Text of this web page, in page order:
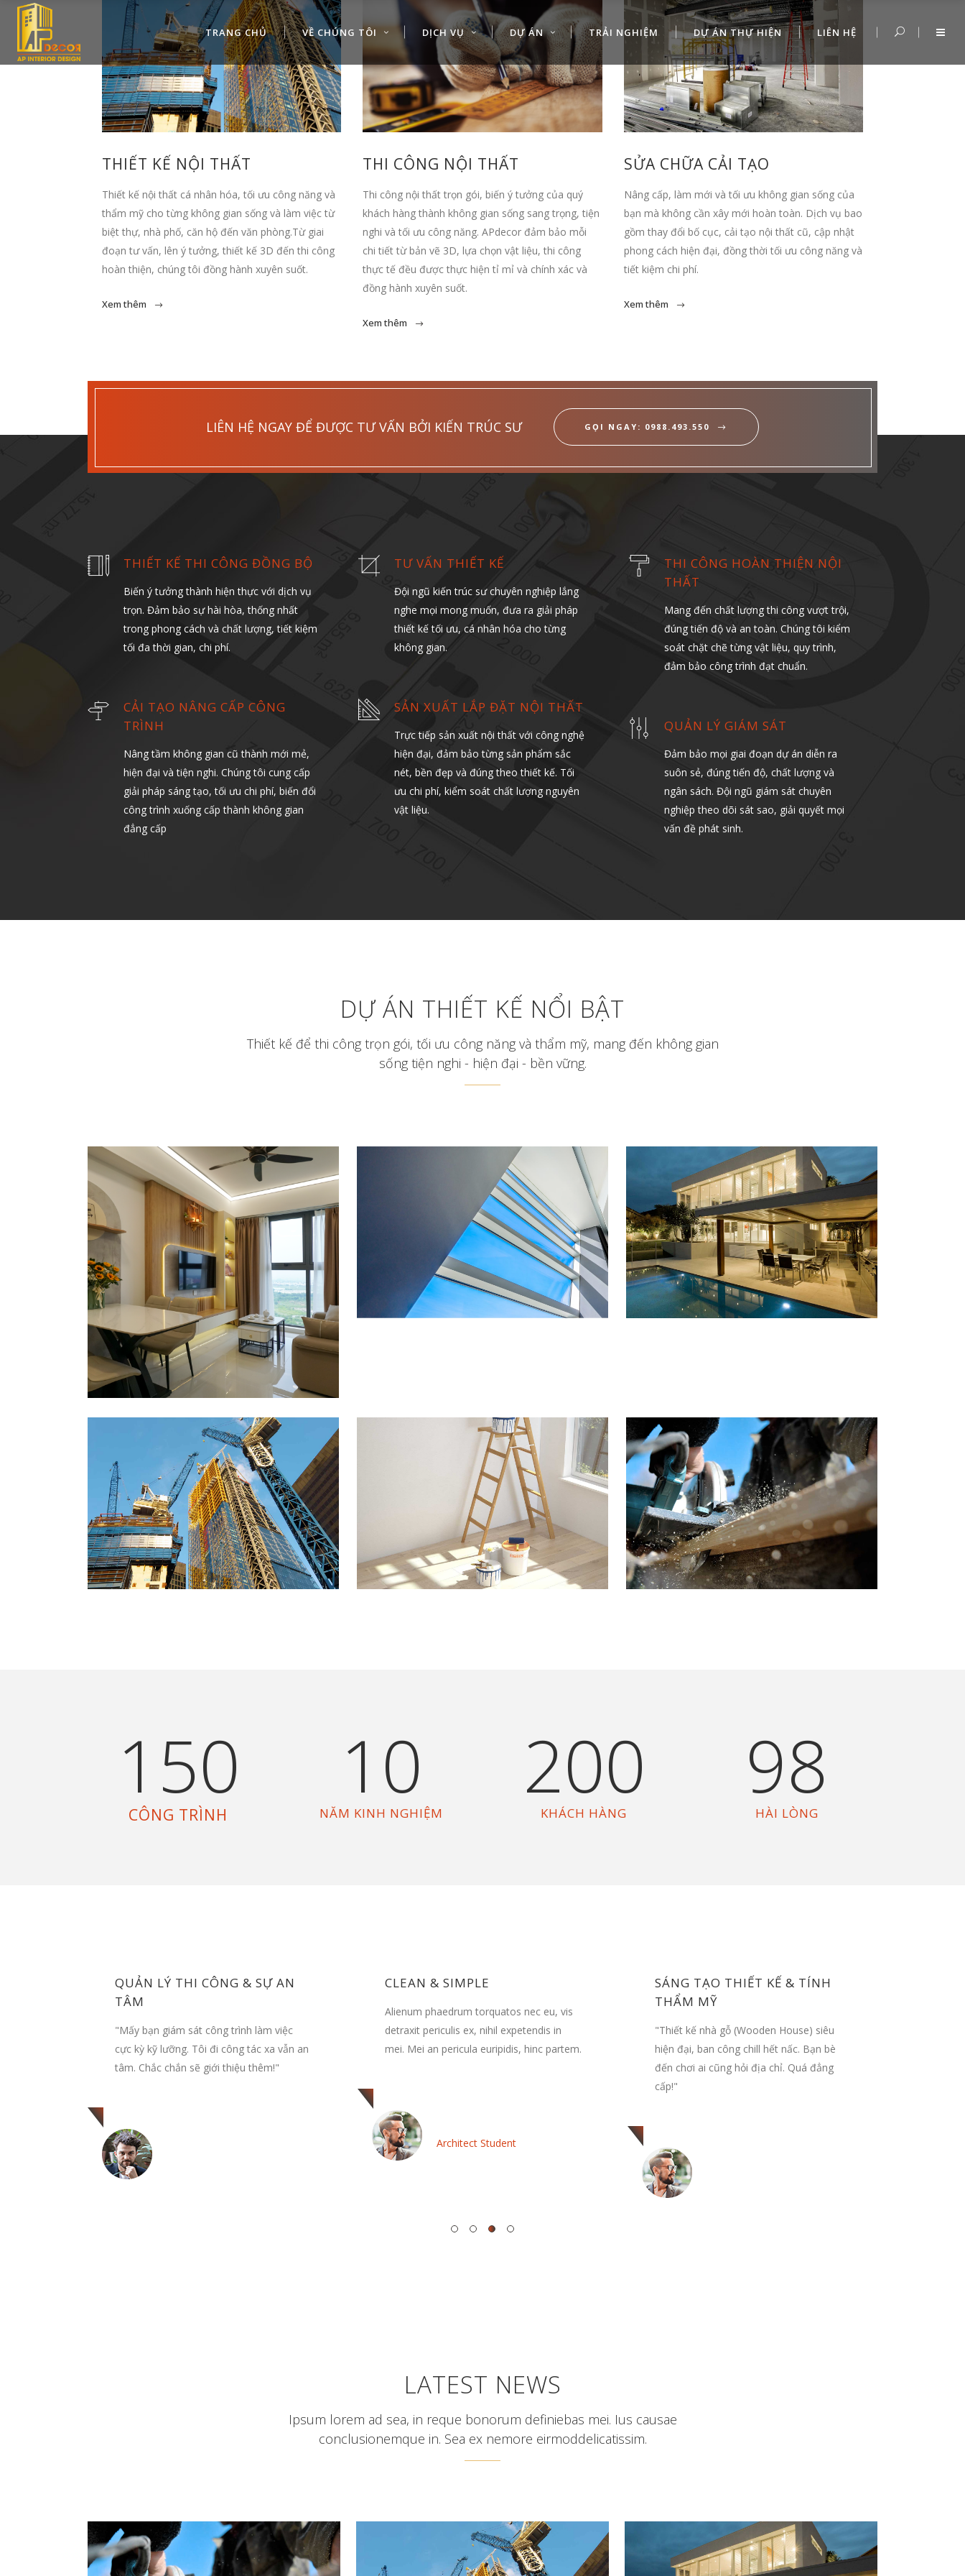
TRANG CHỦ VỀ CHÚNG TÔI DỊCH VỤ DỰ ÁN TRẢI NGHIỆM DỰ ÁN THỰ HIỆN LIÊN HỆ
THIẾT KẾ NỘI THẤT
Thiết kế nội thất cá nhân hóa, tối ưu công năng và
thẩm mỹ cho từng không gian sống và làm việc từ
biệt thự, nhà phố, căn hộ đến văn phòng.Từ giai
đoạn tư vấn, lên ý tưởng, thiết kế 3D đến thi công
hoàn thiện, chúng tôi đồng hành xuyên suốt.
Xem thêm
THI CÔNG NỘI THẤT
Thi công nội thất trọn gói, biến ý tưởng của quý
khách hàng thành không gian sống sang trọng, tiện
nghi và tối ưu công năng. APdecor đảm bảo mỗi
chi tiết từ bản vẽ 3D, lựa chọn vật liệu, thi công
thực tế đều được thực hiện tỉ mỉ và chính xác và
đồng hành xuyên suốt.
Xem thêm
SỬA CHỮA CẢI TẠO
Nâng cấp, làm mới và tối ưu không gian sống của
bạn mà không cần xây mới hoàn toàn. Dịch vụ bao
gồm thay đổi bố cục, cải tạo nội thất cũ, cập nhật
phong cách hiện đại, đồng thời tối ưu công năng và
tiết kiệm chi phí.
Xem thêm
LIÊN HỆ NGAY ĐỂ ĐƯỢC TƯ VẤN BỞI KIẾN TRÚC SƯ GỌI NGAY: 0988.493.550
THIẾT KẾ THI CÔNG ĐỒNG BỘ
Biến ý tưởng thành hiện thực với dịch vụ
trọn. Đảm bảo sự hài hòa, thống nhất
trong phong cách và chất lượng, tiết kiệm
tối đa thời gian, chi phí.
CẢI TẠO NÂNG CẤP CÔNG
TRÌNH
Nâng tầm không gian cũ thành mới mẻ,
hiện đại và tiện nghi. Chúng tôi cung cấp
giải pháp sáng tạo, tối ưu chi phí, biến đổi
công trình xuống cấp thành không gian
đẳng cấp
TƯ VẤN THIẾT KẾ
Đội ngũ kiến trúc sư chuyên nghiệp lắng
nghe mọi mong muốn, đưa ra giải pháp
thiết kế tối ưu, cá nhân hóa cho từng
không gian.
SẢN XUẤT LẮP ĐẶT NỘI THẤT
Trực tiếp sản xuất nội thất với công nghệ
hiện đại, đảm bảo từng sản phẩm sắc
nét, bền đẹp và đúng theo thiết kế. Tối
ưu chi phí, kiểm soát chất lượng nguyên
vật liệu.
THI CÔNG HOÀN THIỆN NỘI
THẤT
Mang đến chất lượng thi công vượt trội,
đúng tiến độ và an toàn. Chúng tôi kiểm
soát chặt chẽ từng vật liệu, quy trình,
đảm bảo công trình đạt chuẩn.
QUẢN LÝ GIÁM SÁT
Đảm bảo mọi giai đoạn dự án diễn ra
suôn sẻ, đúng tiến độ, chất lượng và
ngân sách. Đội ngũ giám sát chuyên
nghiệp theo dõi sát sao, giải quyết mọi
vấn đề phát sinh.
DỰ ÁN THIẾT KẾ NỔI BẬT
Thiết kế để thi công trọn gói, tối ưu công năng và thẩm mỹ, mang đến không gian
sống tiện nghi - hiện đại - bền vững.
THI CÔNG NỘI THẤT CĂN HỘ
CITIALTO – ANH ĐẠT
NEW PRESENTATION WOODEN HOUSE
AWNING WINDOWS MATERIAL RESEARCH SPACE AND PLANS
150
CÔNG TRÌNH
10
NĂM KINH NGHIỆM 200
KHÁCH HÀNG 98
HÀI LÒNG
QUẢN LÝ THI CÔNG & SỰ AN
TÂM
"Mấy bạn giám sát công trình làm việc
cực kỳ kỹ lưỡng. Tôi đi công tác xa vẫn an
tâm. Chắc chắn sẽ giới thiệu thêm!"
CLEAN & SIMPLE
Alienum phaedrum torquatos nec eu, vis
detraxit periculis ex, nihil expetendis in
mei. Mei an pericula euripidis, hinc partem.
Architect Student
SÁNG TẠO THIẾT KẾ & TÍNH
THẨM MỸ
"Thiết kế nhà gỗ (Wooden House) siêu
hiện đại, ban công chill hết nấc. Bạn bè
đến chơi ai cũng hỏi địa chỉ. Quá đẳng
cấp!"
LATEST NEWS
Ipsum lorem ad sea, in reque bonorum definiebas mei. Ius causae
conclusionemque in. Sea ex nemore eirmoddelicatissim.